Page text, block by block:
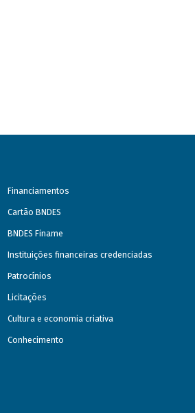
Financiamentos
Cartão BNDES
BNDES Finame
Instituições financeiras credenciadas
Patrocínios
Licitações
Cultura e economia criativa
Conhecimento